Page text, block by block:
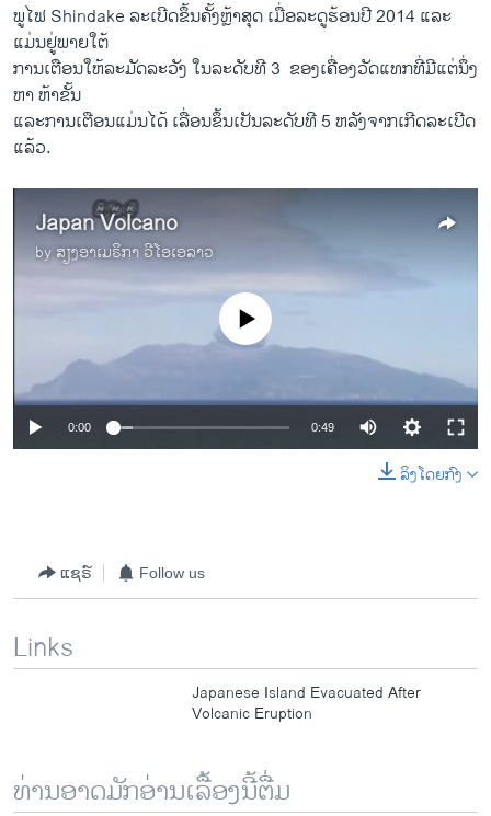
ພູ​ໄຟ Shindake ລະ​ເບີດ​ຂຶ້ນຄັ້ງຫຼ້າສຸດ ເມື່ອລະດູຮ້ອນ​ປີ 2014 ​ແລະ ​
ແມ່ນ​ຢູ່​ພາຍ​ໃຕ້
ການ​ເຕືອນ​ໃຫ້​ລະມັດລະວັງ ​ໃນລະດັບທີ 3 ​ ຂອງເຄື່ອງວັດແທກທີ່ມີແຕ່ນຶ່ງ
ຫາ ຫ້າຂັ້ນ
ແລະ​ການເຕືອນແມ່ນໄດ້ ເລື່ອນຂຶ້ນເປັນລະດັບ​ທີ 5 ຫລັງ​ຈາກ​ເກີ​ດລະ​ເບີດ​
ແລ້ວ.
Japan Volcano
by ສຽງອາເມຣິກາ ວີໂອເອລາວ
No media source currently available
0:00 0:49
ລິງໂດຍກົງ
ແຊຣ໌ Follow us
Links
Japanese Island Evacuated After
Volcanic Eruption
ທ່ານອາດມັກອ່ານເລື້ອງນີ້ຕື່ມ